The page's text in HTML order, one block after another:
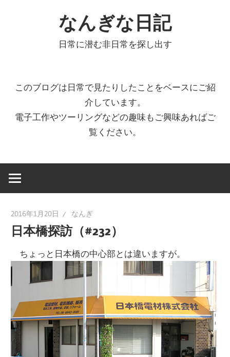
なんぎな日記
日常に潜む非日常を探し出す
このブログは日常で見たりしたことをベースにご紹
介しています。
電子工作やツーリングなどの趣味もご興味あればご
覧ください。
2016年1月20日 なんぎ
日本橋探訪（#232）
ちょっと日本橋の中心部とは違いますが。